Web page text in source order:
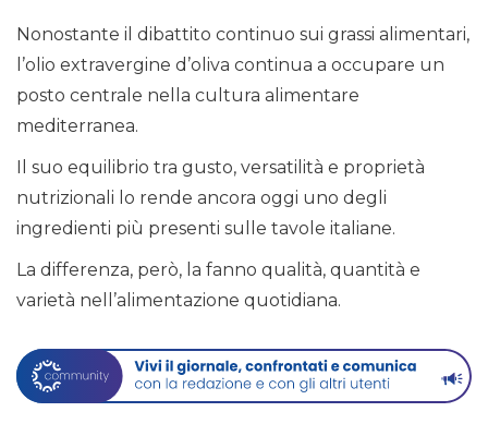
Nonostante il dibattito continuo sui grassi alimentari,
l’olio extravergine d’oliva continua a occupare un
posto centrale nella cultura alimentare
mediterranea.
Il suo equilibrio tra gusto, versatilità e proprietà
nutrizionali lo rende ancora oggi uno degli
ingredienti più presenti sulle tavole italiane.
La differenza, però, la fanno qualità, quantità e
varietà nell’alimentazione quotidiana.